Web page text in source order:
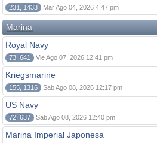
231, 1433 Mar Ago 04, 2026 4:47 pm
Marina
Royal Navy
73, 641 Vie Ago 07, 2026 12:41 pm
Kriegsmarine
155, 1316 Sab Ago 08, 2026 12:17 pm
US Navy
72, 637 Sab Ago 08, 2026 12:40 pm
Marina Imperial Japonesa